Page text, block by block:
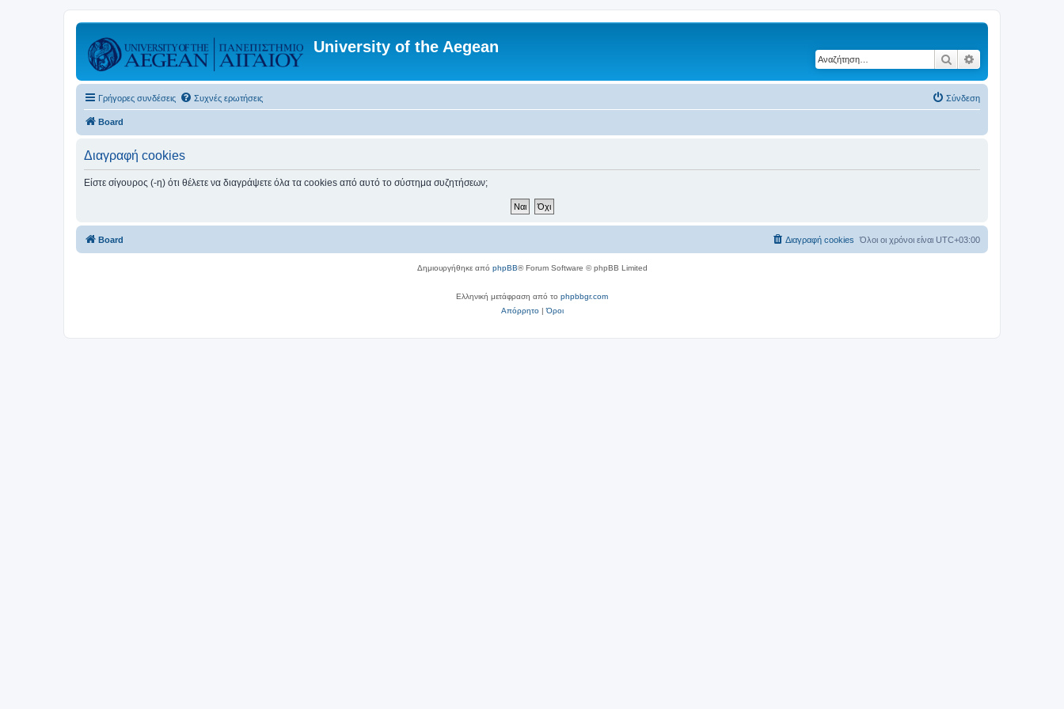
University of the Aegean
Αναζήτηση
Γρήγορες συνδέσεις Συχνές ερωτήσεις Σύνδεση
Board
Διαγραφή cookies
Είστε σίγουρος (-η) ότι θέλετε να διαγράψετε όλα τα cookies από αυτό το σύστημα συζητήσεων;
Board Όλοι οι χρόνοι είναι UTC+03:00
Διαγραφή cookies
Δημιουργήθηκε από phpBB® Forum Software © phpBB Limited
Ελληνική μετάφραση από το phpbbgr.com
Απόρρητο|Όροι